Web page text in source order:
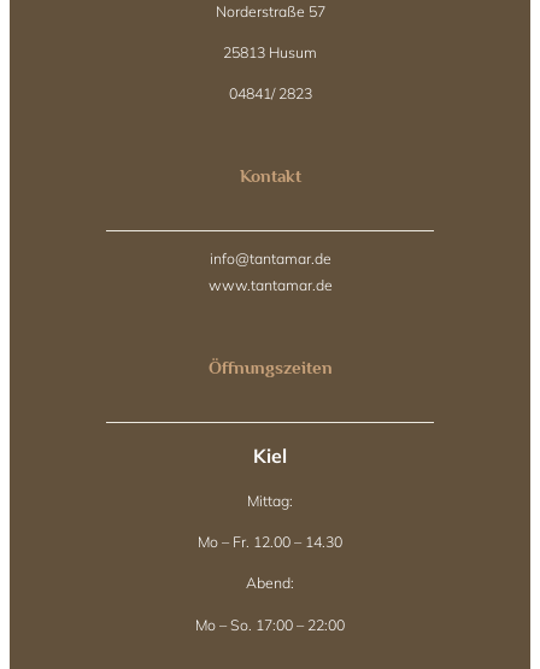
Norderstraße 57
25813 Husum
04841/ 2823
Kontakt
info@tantamar.de
www.tantamar.de
Öffnungszeiten
Kiel
Mittag:
Mo – Fr. 12.00 – 14.30
Abend:
Mo – So. 17:00 – 22:00